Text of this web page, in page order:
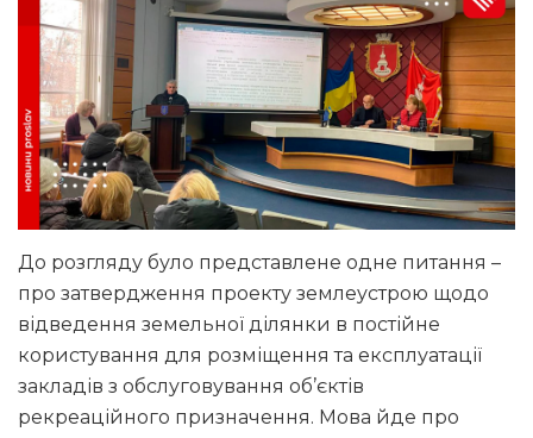
До розгляду було представлене одне питання –
про затвердження проекту землеустрою щодо
відведення земельної ділянки в постійне
користування для розміщення та експлуатації
закладів з обслуговування об’єктів
рекреаційного призначення. Мова йде про